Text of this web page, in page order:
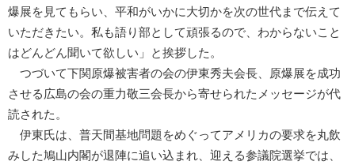
爆展を見てもらい、平和がいかに大切かを次の世代まで伝えて
いただきたい。私も語り部として頑張るので、わからないこと
はどんどん聞いて欲しい」と挨拶した。
つづいて下関原爆被害者の会の伊東秀夫会長、原爆展を成功
させる広島の会の重力敬三会長から寄せられたメッセージが代
読された。
伊東氏は、普天間基地問題をめぐってアメリカの要求を丸飲
みした鳩山内閣が退陣に追い込まれ、迎える参議院選挙では、